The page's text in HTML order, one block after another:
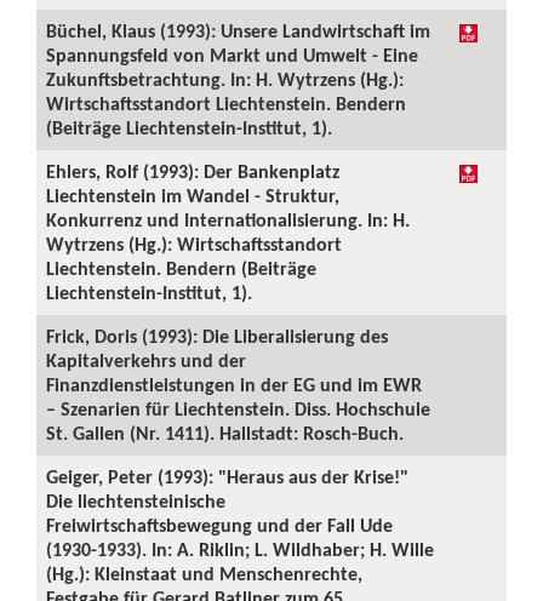
Büchel, Klaus (1993): Unsere Landwirtschaft im
Spannungsfeld von Markt und Umwelt - Eine
Zukunftsbetrachtung. In: H. Wytrzens (Hg.):
Wirtschaftsstandort Liechtenstein. Bendern
(Beiträge Liechtenstein-Institut, 1).
Ehlers, Rolf (1993): Der Bankenplatz
Liechtenstein im Wandel - Struktur,
Konkurrenz und Internationalisierung. In: H.
Wytrzens (Hg.): Wirtschaftsstandort
Liechtenstein. Bendern (Beiträge
Liechtenstein-Institut, 1).
Frick, Doris (1993): Die Liberalisierung des
Kapitalverkehrs und der
Finanzdienstleistungen in der EG und im EWR
– Szenarien für Liechtenstein. Diss. Hochschule
St. Gallen (Nr. 1411). Hallstadt: Rosch-Buch.
Geiger, Peter (1993): "Heraus aus der Krise!"
Die liechtensteinische
Freiwirtschaftsbewegung und der Fall Ude
(1930-1933). In: A. Riklin; L. Wildhaber; H. Wille
(Hg.): Kleinstaat und Menschenrechte,